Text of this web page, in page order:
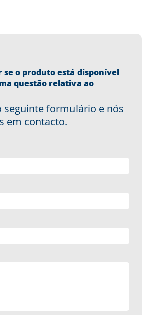
se o produto está disponível
questão relativa ao
seguinte formulário e nós
em contacto.